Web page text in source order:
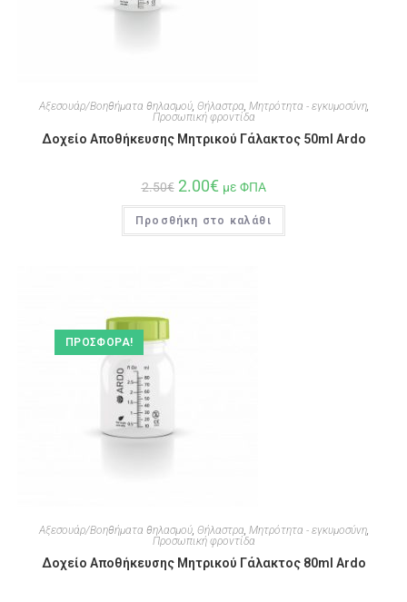
Αξεσουάρ/Βοηθήματα θηλασμού, Θήλαστρα, Μητρότητα - εγκυμοσύνη,
Προσωπική φροντίδα
Δοχείο Αποθήκευσης Μητρικού Γάλακτος 50ml Ardo
2.50€ 2.00€ με ΦΠΑ
Προσθήκη στο καλάθι
ΠΡΟΣΦΟΡΆ!
Αξεσουάρ/Βοηθήματα θηλασμού, Θήλαστρα Μητρότητα - εγκυμοσύνη,
Προσωπική φροντίδα
Δοχείο Αποθήκευσης Μητρικού Γάλακτος 80ml Ardo